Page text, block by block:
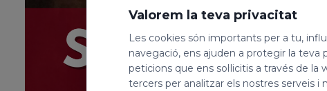
Valorem la teva privacitat
Les cookies són importants per a tu,
navegació, ens ajuden a protegir la
peticions que ens sol·licitis a través de
tercers per analitzar els nostres serveis